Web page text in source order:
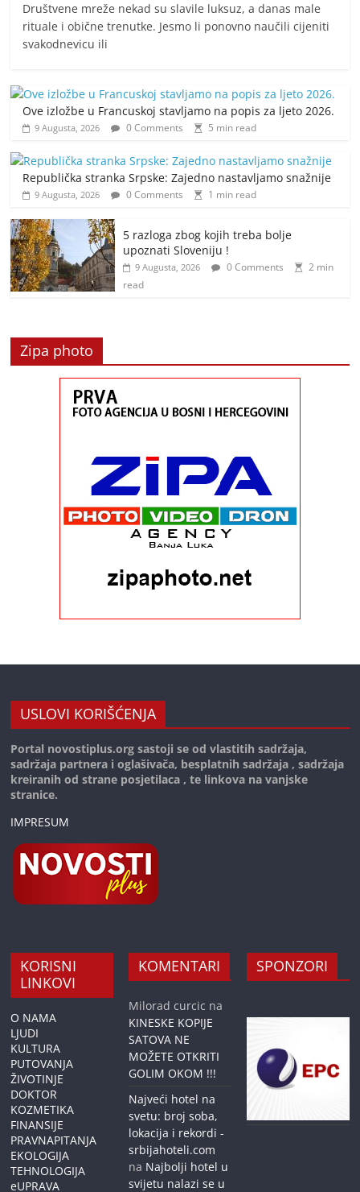
Društvene mreže nekad su slavile luksuz, a danas male
rituale i obične trenutke. Jesmo li ponovno naučili cijeniti
svakodnevicu ili
Ove izložbe u Francuskoj stavljamo na popis za ljeto 2026.
9 Augusta, 2026 0 Comments 5 min read
Republička stranka Srpske: Zajedno nastavljamo snažnije
9 Augusta, 2026 0 Comments 1 min read
5 razloga zbog kojih treba bolje
upoznati Sloveniju !
9 Augusta, 2026 0 Comments
2 min
read
Zipa photo
USLOVI KORIŠĆENJA
Portal novostiplus.org sastoji se od vlastitih sadržaja,
sadržaja partnera i oglašivača, besplatnih sadržaja , sadržaja
kreiranih od strane posjetilaca , te linkova na vanjske
stranice.
IMPRESUM
KORISNI
LINKOVI
O NAMA
LJUDI
KULTURA
PUTOVANJA
ŽIVOTINJE
DOKTOR
KOZMETIKA
FINANSIJE
PRAVNAPITANJA
EKOLOGIJA
TEHNOLOGIJA
eUPRAVA
KOMENTARI
Milorad curcic na
KINESKE KOPIJE
SATOVA NE
MOŽETE OTKRITI
GOLIM OKOM !!!
Najveći hotel na
svetu: broj soba,
lokacija i rekordi -
srbijahoteli.com
na Najbolji hotel u
svijetu nalazi se u
SPONZORI